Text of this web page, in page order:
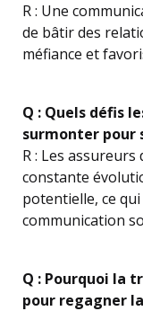
R : Une
de bâtir des
méfiance et
Q : Quels défis
surmonter pour
R : Les
constante
potentielle, ce
communication
Q : Pourquoi la
pour regagner